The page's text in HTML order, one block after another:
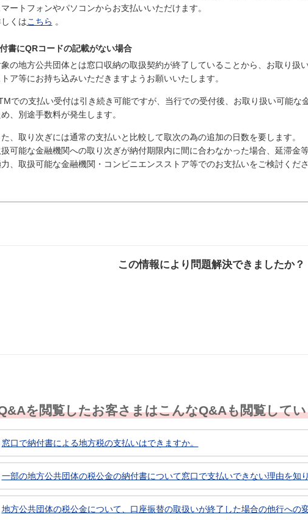
マートフォンやパソコンからお支払いいただけます。
くはこちら 。
書にQRコードの記載がない場合
の地方公共団体とは窓口収納の取扱契約が終了していることから、お取り扱
トア等にお持ち込みいただきますようお願いいたします。
での支払い受付は引き続き可能ですが、当行での受付後、お取り扱い可能な
、別途手数料が発生します。
た、取り次ぎには通常の支払いと比較して取次の為の追加の日数を要します。
可能な金融機関への取り次ぎが納付期限内に間に合わなかった場合、延滞金
、取扱可能な金融機関・コンビニエンスストア等でのお支払いをご検討くださ
この情報により問題解決できましたか？
を閲覧したお客さまはこんなQ&Aも閲覧して
窓口で納付書による地方税の支払いはできますか。
一部の地方公共団体の税公金の納付書について窓口で支払いできない理由を知り
地方公共団体の税公金について、口座振替の取扱いが終了した場合の他行への